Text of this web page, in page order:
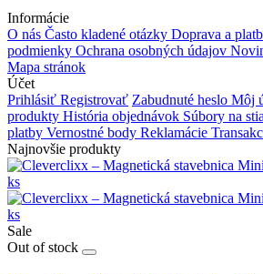
Informácie
O nás Často kladené otázky Doprava a
podmienky Ochrana osobných údajov
Mapa stránok
Účet
Prihlásiť Registrovať Zabudnuté heslo Môj
produkty História objednávok Súbory na
platby Vernostné body Reklamácie
Najnovšie produkty
Sale
Out of stock